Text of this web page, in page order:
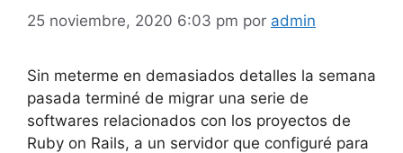
25 noviembre, 2020 6:03 pm por admin
Sin meterme en demasiados detalles la semana
pasada terminé de migrar una serie de
softwares relacionados con los proyectos de
Ruby on Rails, a un servidor que configuré para